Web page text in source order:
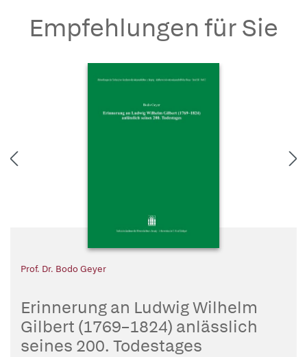
Empfehlungen für Sie
Prof. Dr. Bodo Geyer
Erinnerung an Ludwig Wilhelm
Gilbert (1769–1824) anlässlich
seines 200. Todestages